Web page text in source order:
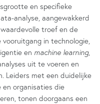
en specifieke
analyse, aangewakkerd
troef en de
in technologie,
en machine learning,
uit te voeren en
Leiders met een duidelijke
en organisaties die
tonen doorgaans een